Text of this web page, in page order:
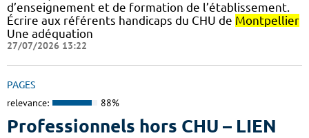
d’enseignement et de formation de l’établissement.
Écrire aux référents handicaps du CHU de Montpellier
Une adéquation
27/07/2026 13:22
PAGES
relevance: 88%
Professionnels hors CHU – LIEN